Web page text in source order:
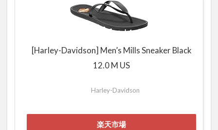
[Harley-Davidson] Men’s Mills Sneaker Black
12.0 M US
Harley-Davidson
楽天市場